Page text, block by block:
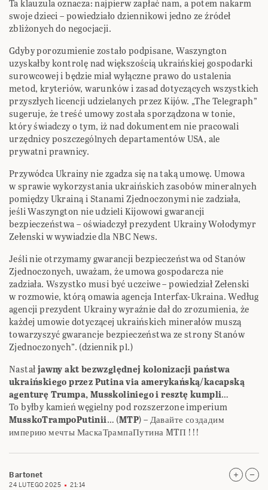
Ta klauzula oznacza: najpierw zapłać nam, a potem nakarm
swoje dzieci – powiedziało dziennikowi jedno ze źródeł
zbliżonych do negocjacji.
Gdyby porozumienie zostało podpisane, Waszyngton
uzyskałby kontrolę nad większością ukraińskiej gospodarki
surowcowej i będzie miał wyłączne prawo do ustalenia
metod, kryteriów, warunków i zasad dotyczących wszystkich
przyszłych licencji udzielanych przez Kijów. „The Telegraph”
sugeruje, że treść umowy została sporządzona w tonie,
który świadczy o tym, iż nad dokumentem nie pracowali
urzędnicy poszczególnych departamentów USA, ale
prywatni prawnicy.
Przywódca Ukrainy nie zgadza się na taką umowę. Umowa
w sprawie wykorzystania ukraińskich zasobów mineralnych
pomiędzy Ukrainą i Stanami Zjednoczonymi nie zadziała,
jeśli Waszyngton nie udzieli Kijowowi gwarancji
bezpieczeństwa – oświadczył prezydent Ukrainy Wołodymyr
Zełenski w wywiadzie dla NBC News.
Jeśli nie otrzymamy gwarancji bezpieczeństwa od Stanów
Zjednoczonych, uważam, że umowa gospodarcza nie
zadziała. Wszystko musi być uczciwe – powiedział Zełenski
w rozmowie, którą omawia agencja Interfax-Ukraina. Według
agencji prezydent Ukrainy wyraźnie dał do zrozumienia, że
każdej umowie dotyczącej ukraińskich minerałów muszą
towarzyszyć gwarancje bezpieczeństwa ze strony Stanów
Zjednoczonych”. (dziennik pl.)
Nastałjawny akt bezwzględnej kolonizacji państwa
ukraińskiego przez Putina via amerykańską/kacapską
agenturę Trumpa, Musskoliniego i resztę kumpli…
To byłby kamień węgielny pod rozszerzone imperium
MusskoTrampoPutinii… (MTP) – Давайте создадим
империю мечты МаскаТрампаПутина MTП !!!
Bartonet
24 LUTEGO 2025 21:14